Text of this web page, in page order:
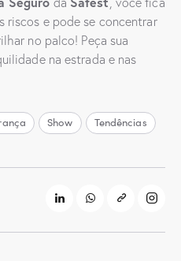
riscos e pode se concentrar
no palco! Peça sua
na estrada e nas
Show Tendências